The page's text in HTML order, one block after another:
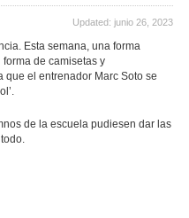
Updated: junio 26, 2023
Esta semana, una forma
de camisetas y
el entrenador Marc Soto se
de la escuela pudiesen dar las